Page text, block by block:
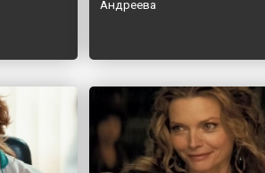
Андреева